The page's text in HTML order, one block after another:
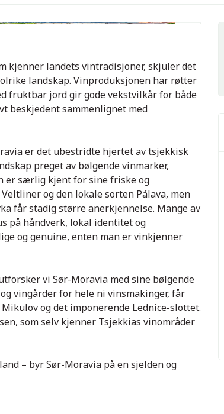
kjenner landets vintradisjoner, skjuler det
landskap. Vinproduksjonen har røtter
fruktbar jord gir gode vekstvilkår for både
beskjedent sammenlignet med
er det ubestridte hjertet av tsjekkisk
preget av bølgende vinmarker,
er særlig kjent for sine friske og
og den lokale sorten Pálava, men
får stadig større anerkjennelse. Mange av
på håndverk, lokal identitet og
og genuine, enten man er vinkjenner
vi Sør-Moravia med sine bølgende
vingårder for hele ni vinsmakinger, får
og det imponerende Lednice-slottet.
som selv kjenner Tsjekkias vinområder
– byr Sør-Moravia på en sjelden og